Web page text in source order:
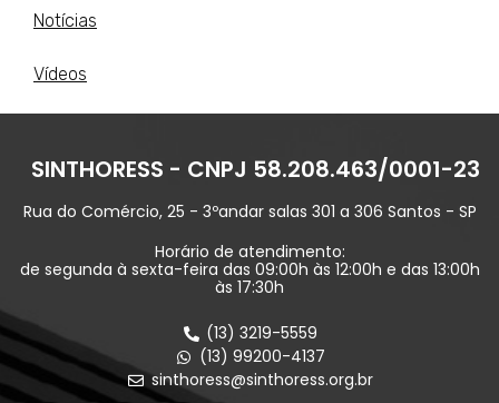
Notícias
Vídeos
SINTHORESS - CNPJ 58.208.463/0001-23
Rua do Comércio, 25 - 3ºandar salas 301 a 306 Santos - SP
Horário de atendimento:
de segunda à sexta-feira das 09:00h às 12:00h e das 13:00h
às 17:30h
(13) 3219-5559
(13) 99200-4137
sinthoress@sinthoress.org.br